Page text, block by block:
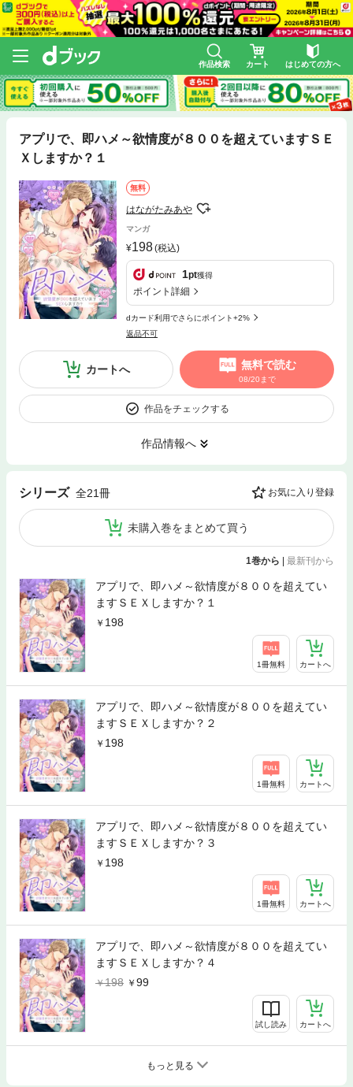
作品検索 カート はじめての方へ
アプリで、即ハメ～欲情度が８００を超えていますＳＥ
Ｘしますか？１
無料
はながたみあや
マンガ
198(税込)
1pt獲得
ポイント詳細
dカード利用でさらにポイント+2%
返品不可
カートへ 無料で読む
08/20まで
作品をチェックする
作品情報へ
シリーズ 全21冊 お気に入り登録
未購入巻をまとめて買う
1巻から 最新刊から
アプリで、即ハメ～欲情度が８００を超えてい
ますＳＥＸしますか？１
198
1冊無料 カートへ
アプリで、即ハメ～欲情度が８００を超えてい
ますＳＥＸしますか？２
198
1冊無料 カートへ
アプリで、即ハメ～欲情度が８００を超えてい
ますＳＥＸしますか？３
198
1冊無料 カートへ
アプリで、即ハメ～欲情度が８００を超えてい
ますＳＥＸしますか？４
198
99
試し読み カートへ
もっと見る